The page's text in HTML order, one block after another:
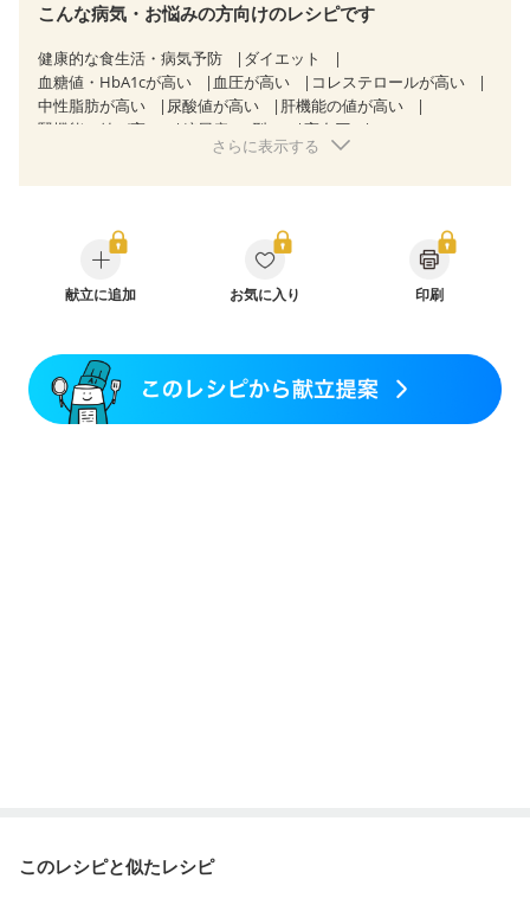
こんな病気・お悩みの方向けのレシピです
健康的な食生活・病気予防
ダイエット
血糖値・HbA1cが高い
血圧が高い
コレステロールが高い
中性脂肪が高い
尿酸値が高い
肝機能の値が高い
腎機能の値が高い
糖尿病（2型）
高血圧
胃ポリープ 逆流性食道炎
乳がん（ホルモン療法中）
乳がん（放射線治療中）
乳がん治療を終えた方・経過観察中の方など
飲み込みにくい
食欲がない 産後（ミルク）
骨折
ニキビ・肌荒れ
さらに表示する
献立に追加 お気に入り 印刷
このレシピと似たレシピ